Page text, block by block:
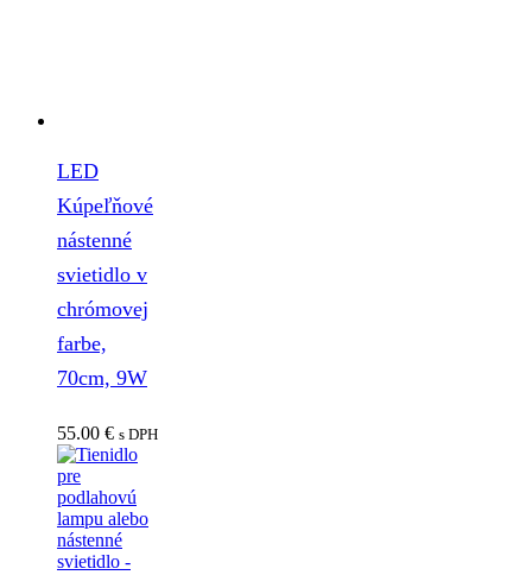
LED
Kúpeľňové
nástenné
svietidlo v
chrómovej
farbe,
70cm, 9W
55.00 € s DPH